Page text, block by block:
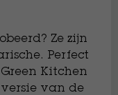
Ze zijn
Perfect
Kitchen
versie van de